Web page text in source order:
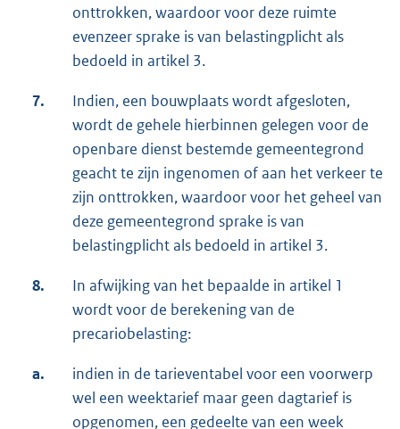
onttrokken, waardoor voor deze ruimte
evenzeer sprake is van belastingplicht als
bedoeld in artikel 3.
7.
Indien, een bouwplaats wordt afgesloten,
wordt de gehele hierbinnen gelegen voor de
openbare dienst bestemde gemeentegrond
geacht te zijn ingenomen of aan het verkeer te
zijn onttrokken, waardoor voor het geheel van
deze gemeentegrond sprake is van
belastingplicht als bedoeld in artikel 3.
8.
In afwijking van het bepaalde in artikel 1
wordt voor de berekening van de
precariobelasting:
a.
indien in de tarieventabel voor een voorwerp
wel een weektarief maar geen dagtarief is
opgenomen, een gedeelte van een week